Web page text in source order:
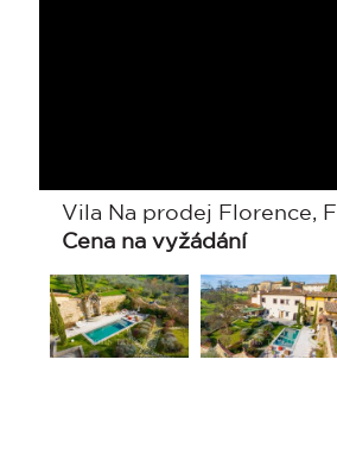
Vila Na prodej Florence,
Cena na vyžádání